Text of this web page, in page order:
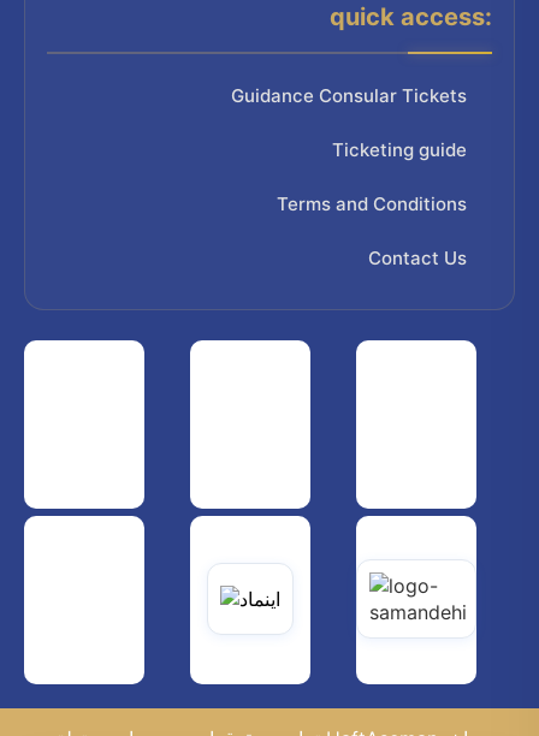
quick access:
Guidance Consular Tickets
Ticketing guide
Terms and Conditions
Contact Us